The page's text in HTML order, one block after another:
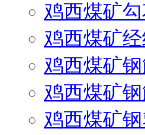
鸡西煤矿
鸡西煤矿经
鸡西煤矿
鸡西煤矿
鸡西煤矿